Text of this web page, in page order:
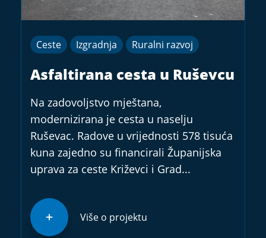
Ceste Izgradnja Ruralni razvoj
Asfaltirana cesta u Ruševcu
Na zadovoljstvo mještana,
modernizirana je cesta u naselju
Ruševac. Radove u vrijednosti 578 tisuća
kuna zajedno su financirali Županijska
uprava za ceste Križevci i Grad...
Više o projektu